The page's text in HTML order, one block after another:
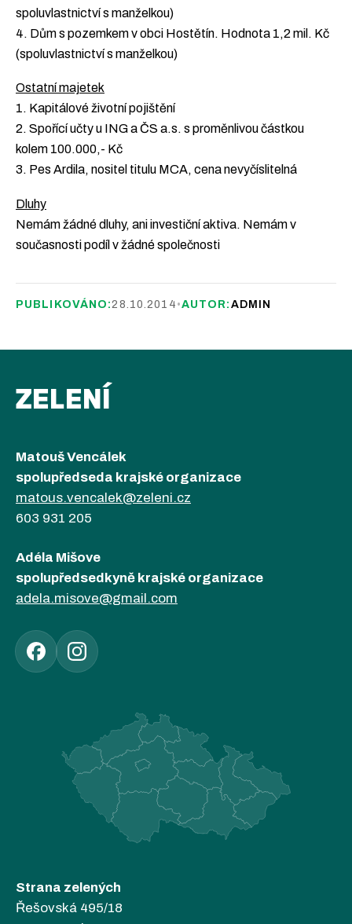
spoluvlastnictví s manželkou)
4. Dům s pozemkem v obci Hostětín. Hodnota 1,2 mil. Kč
(spoluvlastnictví s manželkou)
Ostatní majetek
1. Kapitálové životní pojištění
2. Spořící učty u ING a ČS a.s. s proměnlivou částkou
kolem 100.000,- Kč
3. Pes Ardila, nositel titulu MCA, cena nevyčíslitelná
Dluhy
Nemám žádné dluhy, ani investiční aktiva. Nemám v
současnosti podíl v žádné společnosti
PUBLIKOVÁNO:28.10.2014 •AUTOR: ADMIN
ZELENÍ
Matouš Vencálek
spolupředseda krajské organizace
matous.vencalek@zeleni.cz
603 931 205
Adéla Mišove
spolupředsedkyně krajské organizace
adela.misove@gmail.com
Strana zelených
Řešovská 495/18